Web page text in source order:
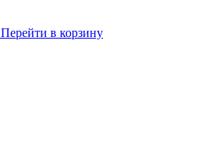
Перейти в корзину